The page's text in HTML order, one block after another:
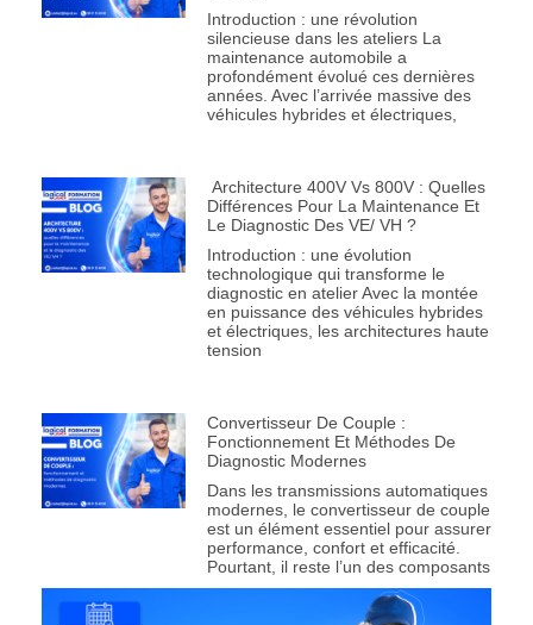
Introduction : une révolution
silencieuse dans les ateliers La
maintenance automobile a
profondément évolué ces dernières
années. Avec l’arrivée massive des
véhicules hybrides et électriques,
Architecture 400V Vs 800V : Quelles
Différences Pour La Maintenance Et
Le Diagnostic Des VE/ VH ?
Introduction : une évolution
technologique qui transforme le
diagnostic en atelier Avec la montée
en puissance des véhicules hybrides
et électriques, les architectures haute
tension
Convertisseur De Couple :
Fonctionnement Et Méthodes De
Diagnostic Modernes
Dans les transmissions automatiques
modernes, le convertisseur de couple
est un élément essentiel pour assurer
performance, confort et efficacité.
Pourtant, il reste l’un des composants